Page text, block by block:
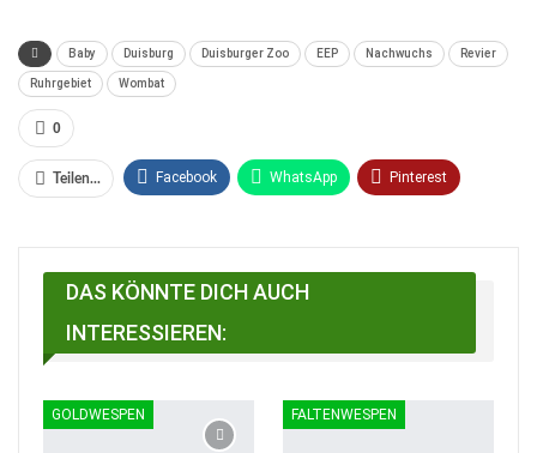
Baby Duisburg Duisburger Zoo EEP Nachwuchs Revier
Ruhrgebiet Wombat
0
Teilen... Facebook WhatsApp Pinterest
Facebook Messenger
DAS KÖNNTE DICH AUCH
INTERESSIEREN:
GOLDWESPEN FALTENWESPEN